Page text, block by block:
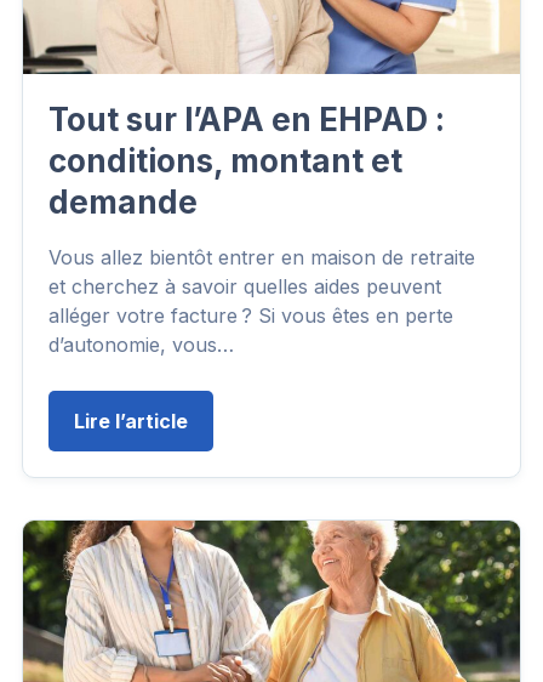
Tout sur l’APA en EHPAD :
conditions, montant et
demande
Vous allez bientôt entrer en maison de retraite
et cherchez à savoir quelles aides peuvent
alléger votre facture ? Si vous êtes en perte
d’autonomie, vous…
Lire l’article